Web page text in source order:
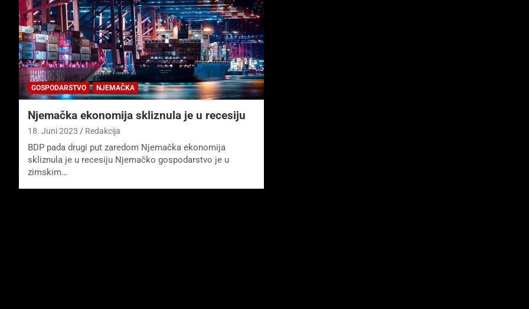
GOSPODARSTVO NJEMAČKA
Njemačka ekonomija skliznula je u recesiju
18. Juni 2023 Redakcija
BDP pada drugi put zaredom Njemačka ekonomija
skliznula je u recesiju Njemačko gospodarstvo je u
zimskim…